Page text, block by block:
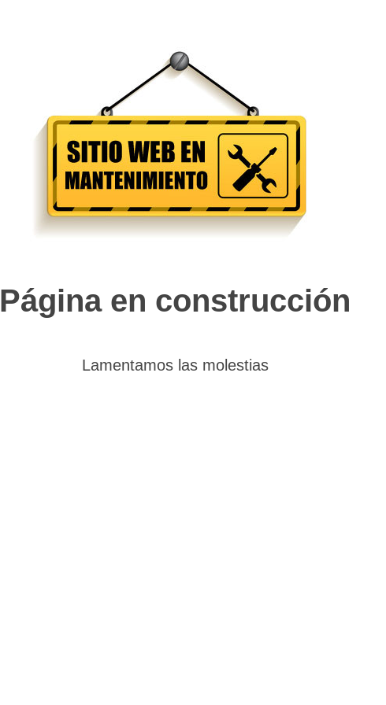
Página en construcción
Lamentamos las molestias